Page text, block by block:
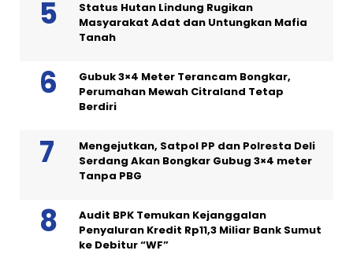
Status Hutan Lindung Rugikan
Masyarakat Adat dan Untungkan Mafia
Tanah
Gubuk 3×4 Meter Terancam Bongkar,
Perumahan Mewah Citraland Tetap
Berdiri
Mengejutkan, Satpol PP dan Polresta Deli
Serdang Akan Bongkar Gubug 3×4 meter
Tanpa PBG
Audit BPK Temukan Kejanggalan
Penyaluran Kredit Rp11,3 Miliar Bank Sumut
ke Debitur “WF”